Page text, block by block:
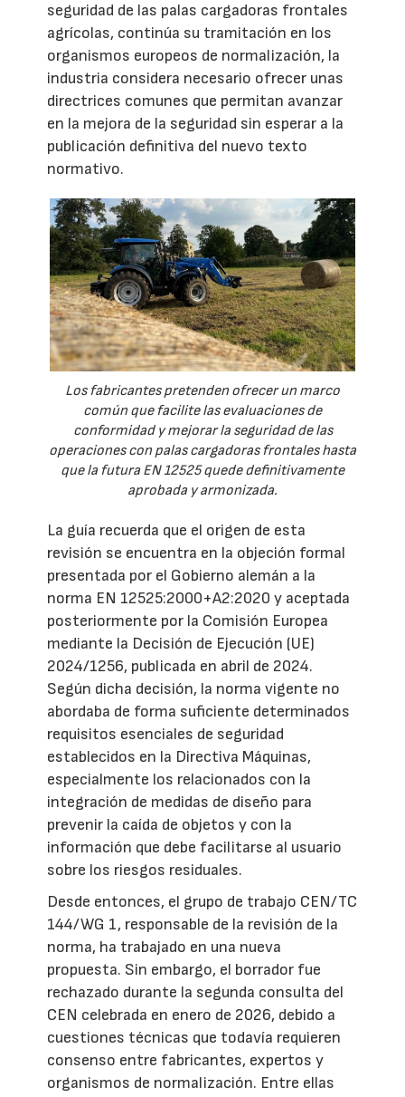
seguridad de las palas cargadoras frontales
agrícolas, continúa su tramitación en los
organismos europeos de normalización, la
industria considera necesario ofrecer unas
directrices comunes que permitan avanzar
en la mejora de la seguridad sin esperar a la
publicación definitiva del nuevo texto
normativo.
Los fabricantes pretenden ofrecer un marco
común que facilite las evaluaciones de
conformidad y mejorar la seguridad de las
operaciones con palas cargadoras frontales hasta
que la futura EN 12525 quede definitivamente
aprobada y armonizada.
La guía recuerda que el origen de esta
revisión se encuentra en la objeción formal
presentada por el Gobierno alemán a la
norma EN 12525:2000+A2:2020 y aceptada
posteriormente por la Comisión Europea
mediante la Decisión de Ejecución (UE)
2024/1256, publicada en abril de 2024.
Según dicha decisión, la norma vigente no
abordaba de forma suficiente determinados
requisitos esenciales de seguridad
establecidos en la Directiva Máquinas,
especialmente los relacionados con la
integración de medidas de diseño para
prevenir la caída de objetos y con la
información que debe facilitarse al usuario
sobre los riesgos residuales.
Desde entonces, el grupo de trabajo CEN/TC
144/WG 1, responsable de la revisión de la
norma, ha trabajado en una nueva
propuesta. Sin embargo, el borrador fue
rechazado durante la segunda consulta del
CEN celebrada en enero de 2026, debido a
cuestiones técnicas que todavía requieren
consenso entre fabricantes, expertos y
organismos de normalización. Entre ellas